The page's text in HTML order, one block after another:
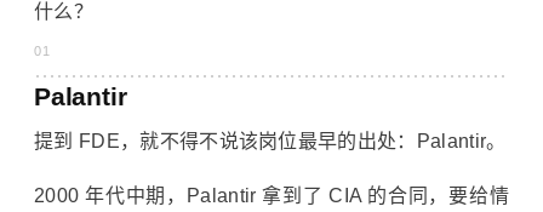
什么？
01
Palantir
提到 FDE，就不得不说该岗位最早的出处：Palantir。
2000 年代中期，Palantir 拿到了 CIA 的合同，要给情